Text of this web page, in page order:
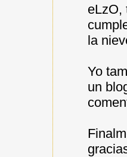
eLzO,
la
Yo
un